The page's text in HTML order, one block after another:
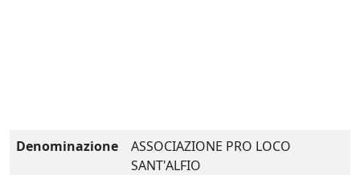
Denominazione
ASSOCIAZIONE PRO LOCO
SANT'ALFIO